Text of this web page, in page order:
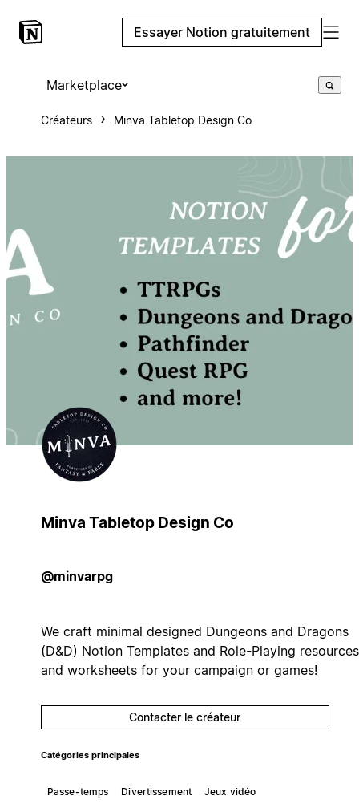
Essayer Notion gratuitement
Marketplace
Créateurs Minva Tabletop Design Co
Minva Tabletop Design Co
@minvarpg
We craft minimal designed Dungeons and Dragons
(D&D) Notion Templates and Role-Playing resources
and worksheets for your campaign or games!
Contacter le créateur
Catégories principales
Passe-temps Divertissement Jeux vidéo